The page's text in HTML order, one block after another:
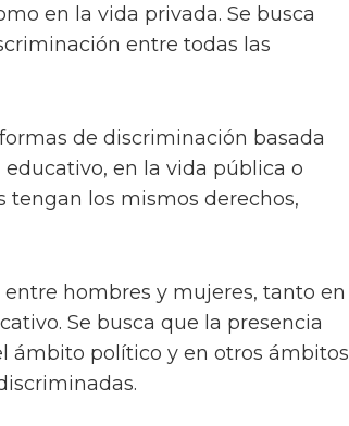
en la vida privada. Se busca
entre todas las
de discriminación basada
en la vida pública o
tengan los mismos derechos,
entre hombres y mujeres, tanto en
Se busca que la presencia
ámbito político y en otros ámbitos